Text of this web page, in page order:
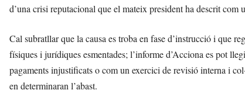
d’una crisi reputacional que el mateix president ha descrit com
Cal subratllar que la causa es troba en fase d’instrucció i que
físiques i jurídiques esmentades; l’informe d’Acciona es pot
pagaments injustificats o com un exercici de revisió interna i
en determinaran l’abast.